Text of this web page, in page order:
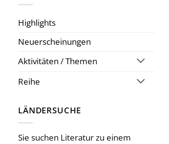
Highlights
Neuerscheinungen
Aktivitäten / Themen
Reihe
LÄNDERSUCHE
Sie suchen Literatur zu einem